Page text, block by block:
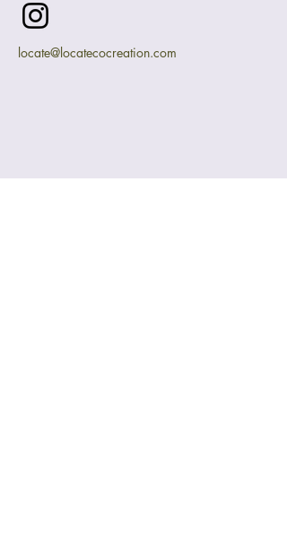
locate@locatecocreation.com